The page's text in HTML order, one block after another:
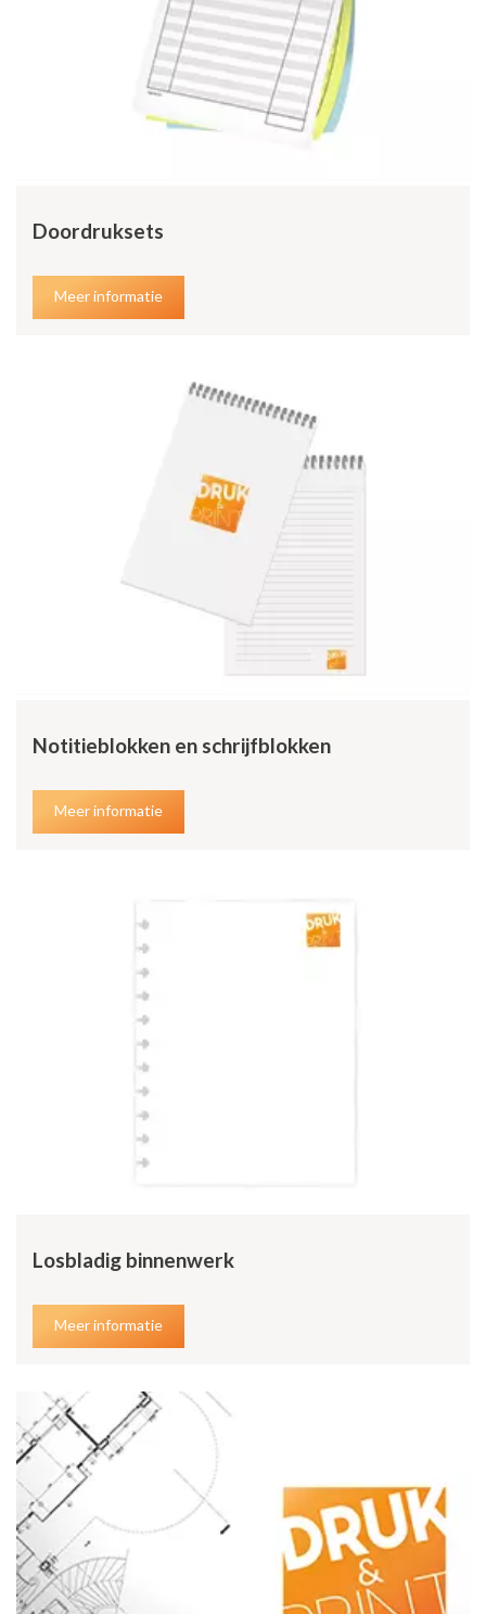
Doordruksets
Meer informatie
Notitieblokken en schrijfblokken
Meer informatie
Losbladig binnenwerk
Meer informatie